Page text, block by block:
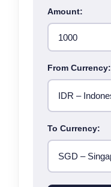
Amount:
From Currency:
To Currency: